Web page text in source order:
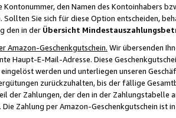
Kontonummer, den Namen des Kontoinhabers
Sie sich für diese Option entscheiden,
den in der Übersicht
Amazon-Geschenkgutschein. Wir übersenden
Haupt-E-Mail-Adresse. Diese
werden und unterliegen unseren
zurückzuhalten, bis der fällige
der Zahlungen, der den in der
Zahlung per Amazon-Geschenkgutschein ist